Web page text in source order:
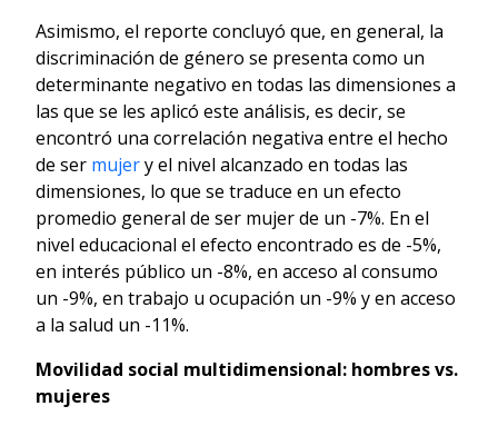
Asimismo, el reporte concluyó que, en general, la
discriminación de género se presenta como un
determinante negativo en todas las dimensiones a
las que se les aplicó este análisis, es decir, se
encontró una correlación negativa entre el hecho
de ser mujery el nivel alcanzado en todas las
dimensiones, lo que se traduce en un efecto
promedio general de ser mujer de un -7%. En el
nivel educacional el efecto encontrado es de -5%,
en interés público un -8%, en acceso al consumo
un -9%, en trabajo u ocupación un -9% y en acceso
a la salud un -11%.
Movilidad social multidimensional: hombres vs.
mujeres